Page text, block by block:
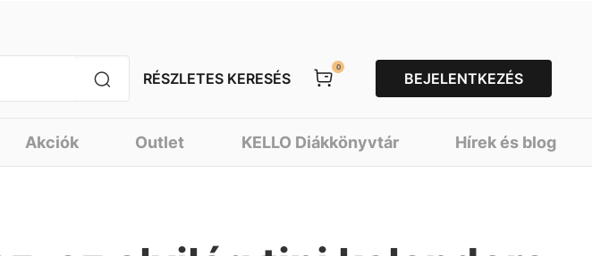
RÉSZLETES KERESÉS
0
BEJELENTKEZÉS
Akciók Outlet KELLO Diákkönyvtár Hírek és blog